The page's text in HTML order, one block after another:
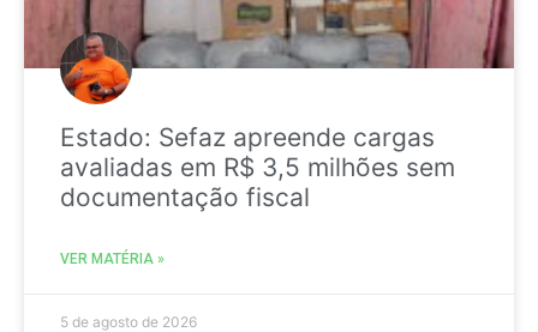
Estado: Sefaz apreende cargas
avaliadas em R$ 3,5 milhões sem
documentação fiscal
VER MATÉRIA »
5 de agosto de 2026